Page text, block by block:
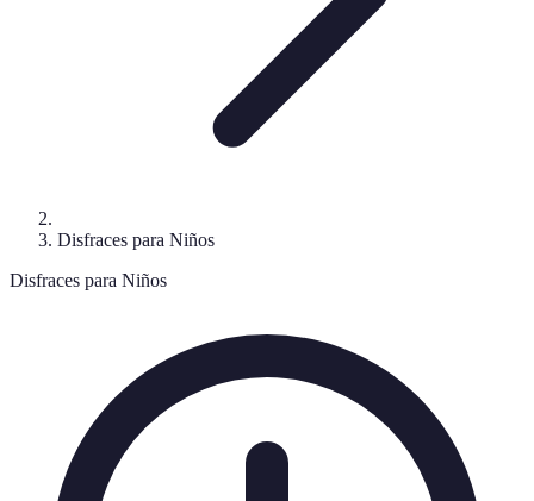
Disfraces para Niños
Disfraces para Niños